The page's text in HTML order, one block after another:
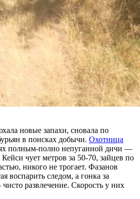
новые запахи, сновала по
в поисках добычи. Охотница
полным-полно непуганной дичи —
чует метров за 50-70, зайцев по
никого не трогает. Фазанов
воспарить следом, а гонка за
развлечение. Скорость у них